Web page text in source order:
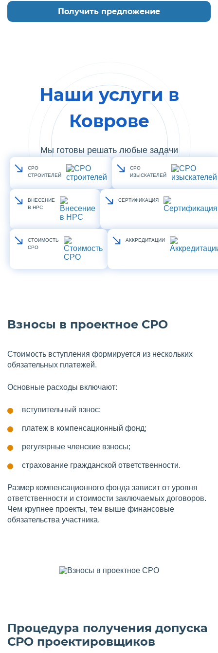
Наши услуги в
Коврове
Мы готовы решать любые задачи
СРО
СТРОИТЕЛЕЙ
СРО
ИЗЫСКАТЕЛЕЙ
ВНЕСЕНИЕ
В НРС
СЕРТИФИКАЦИЯ
СТОИМОСТЬ
СРО
АККРЕДИТАЦИИ
Взносы в проектное СРО
Стоимость вступления формируется из нескольких
обязательных платежей.
Основные расходы включают:
вступительный взнос;
платеж в компенсационный фонд;
регулярные членские взносы;
страхование гражданской ответственности.
Размер компенсационного фонда зависит от уровня
ответственности и стоимости заключаемых договоров.
Чем крупнее проекты, тем выше финансовые
обязательства участника.
Процедура получения допуска
СРО проектировщиков